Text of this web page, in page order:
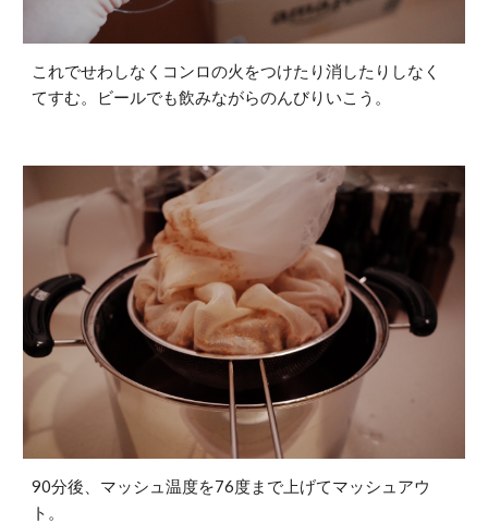
これでせわしなくコンロの火をつけたり消したりしなく
てすむ。ビールでも飲みながらのんびりいこう。
90分後、マッシュ温度を76度まで上げてマッシュアウ
ト。